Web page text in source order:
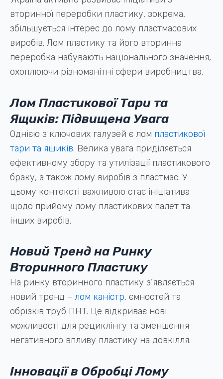
вторинної переробки пластику, зокрема,
збільшується інтерес до лому пластмасових
виробів. Лом пластику та його вторинна
переробка набувають національного значення,
охоплюючи різноманітні сфери виробництва.
Лом Пластикової Тари та
Ящиків: Підвищена Увага
Однією з ключових галузей є лом пластикової
тари та ящиків. Велика увага приділяється
ефективному збору та утилізації пластикового
браку, а також лому виробів з пластмас. У
цьому контексті важливою стає ініціатива
щодо прийому лому пластикових палет та
інших виробів.
Новий Тренд на Ринку
Вторинного Пластику
На ринку вторинного пластику з’являється
новий тренд – лом каністр, ємностей та
обрізків труб ПНТ. Це відкриває нові
можливості для рециклінгу та зменшення
негативного впливу пластику на довкілля.
Інновації в Обробці Лому